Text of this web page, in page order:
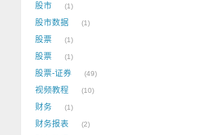
股市 1
股市数据 1
股票 1
股票 1
股票-证券 49
视频教程 10
财务 1
财务报表 2